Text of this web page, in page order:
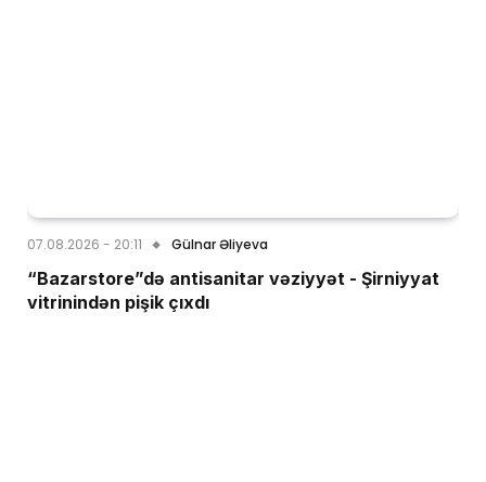
07.08.2026 - 20:11 Gülnar Əliyeva
“Bazarstore”də antisanitar vəziyyət - Şirniyyat
vitrinindən pişik çıxdı